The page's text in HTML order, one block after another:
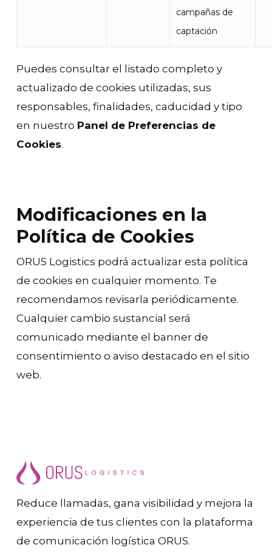
campañas de
captación
Puedes consultar el listado completo y
actualizado de cookies utilizadas, sus
responsables, finalidades, caducidad y tipo
en nuestro Panel de Preferencias de
Cookies.
Modificaciones en la
Política de Cookies
ORUS Logistics podrá actualizar esta política
de cookies en cualquier momento. Te
recomendamos revisarla periódicamente.
Cualquier cambio sustancial será
comunicado mediante el banner de
consentimiento o aviso destacado en el sitio
web.
Reduce llamadas, gana visibilidad y mejora la
experiencia de tus clientes con la plataforma
de comunicación logística ORUS.